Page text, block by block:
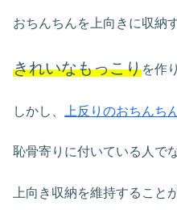
おちんちんを上向きに収納
きれいなもっこりを作
しかし、 上反りのおちんち
恥骨寄りに付いている人で
上向き収納を維持すること